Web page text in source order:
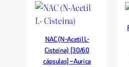
NAC (N-Acetil L-
Cisteína) [30/60
cápsulas] – Aurica